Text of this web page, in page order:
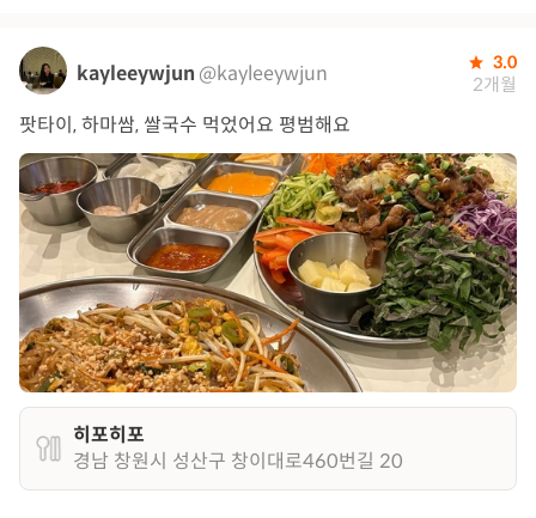
kayleeywjun @kayleeywjun 3.0
2개월
팟타이, 하마쌈, 쌀국수 먹었어요 평범해요
히포히포
경남 창원시 성산구 창이대로460번길 20